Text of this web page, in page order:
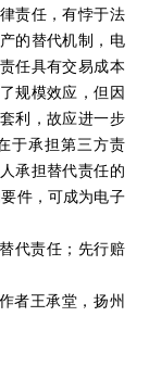
责任，有悖于法
的替代机制，电
任具有交易成本
规模效应，但因
利，故应进一步
于承担第三方责
承担替代责任的
件，可成为电子
代责任；先行赔
者王承堂，扬州